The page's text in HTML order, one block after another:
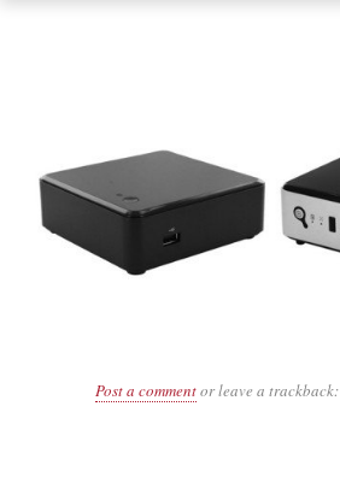
Post a commentor leave a trackback: